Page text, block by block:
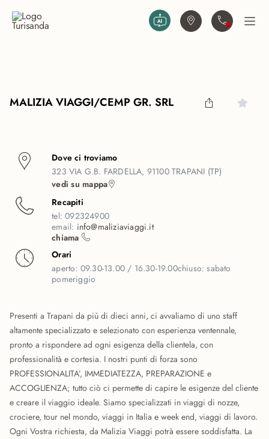
Trova agenziaContattaciApri
MALIZIA VIAGGI/CEMP GR. SRL
Dove ci troviamo
323 VIA G.B. FARDELLA, 91100 TRAPANI (TP)
vedi su mappa
Recapiti
tel:092324900
email: info@maliziaviaggi.it
chiama
Orari
aperto: 09.30-13.00 / 16.30-19.00chiuso:sabato
pomeriggio
Presenti a Trapani da più di dieci anni, ci avvaliamo di uno staff
altamente specializzato e selezionato con esperienza ventennale,
pronto a rispondere ad ogni esigenza della clientela, con
professionalità e cortesia. I nostri punti di forza sono
PROFESSIONALITA’, IMMEDIATEZZA, PREPARAZIONE e
ACCOGLIENZA; tutto ciò ci permette di capire le esigenze del cliente
e creare il viaggio ideale. Siamo specializzati in viaggi di nozze,
crociere, tour nel mondo, viaggi in Italia e week end, viaggi di lavoro.
Ogni Vostra richiesta, da Malizia Viaggi potrà essere soddisfatta. La